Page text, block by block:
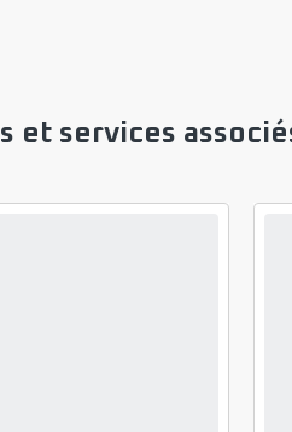
et services